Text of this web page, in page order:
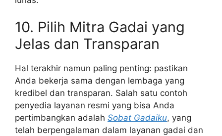
10. Pilih Mitra Gadai yang
Jelas dan Transparan
Hal terakhir namun paling penting: pastikan
Anda bekerja sama dengan lembaga yang
kredibel dan transparan. Salah satu contoh
penyedia layanan resmi yang bisa Anda
pertimbangkan adalah Sobat Gadaiku, yang
telah berpengalaman dalam layanan gadai dan